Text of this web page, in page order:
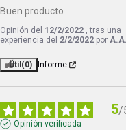
Buen producto
Opinión del 12/2/2022 , tras una
experiencia del 2/2/2022 por
Útil (0) Informe
5/
Opinión verificada